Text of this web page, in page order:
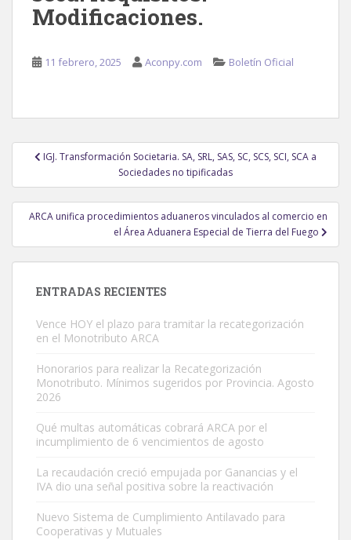
Modificaciones.
11 febrero, 2025 Aconpy.com Boletín Oficial
Navegación
entradas
IGJ. Transformación Societaria. SA, SRL, SAS, SC, SCS, SCI, SCA a
Sociedades no tipificadas
ARCA unifica procedimientos aduaneros vinculados al comercio en
el Área Aduanera Especial de Tierra del Fuego
ENTRADAS RECIENTES
Vence HOY el plazo para tramitar la recategorización
en el Monotributo ARCA
Honorarios para realizar la Recategorización
Monotributo. Mínimos sugeridos por Provincia. Agosto
2026
Qué multas automáticas cobrará ARCA por el
incumplimiento de 6 vencimientos de agosto
La recaudación creció empujada por Ganancias y el
IVA dio una señal positiva sobre la reactivación
Nuevo Sistema de Cumplimiento Antilavado para
Cooperativas y Mutuales